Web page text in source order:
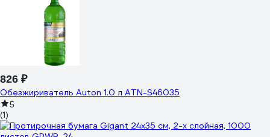
826 ₽
Обезжириватель Auton 1.0 л ATN-S46035
5
(1)